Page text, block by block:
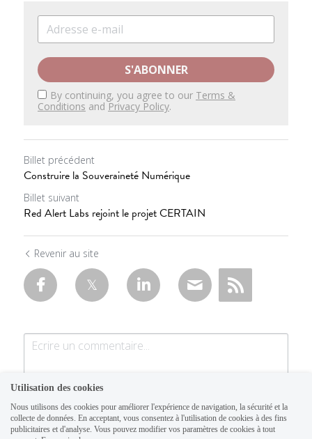
S'ABONNER
By continuing, you agree to our Terms &
Conditions andPrivacy Policy.
Billet précédent
Construire la Souveraineté Numérique
Billet suivant
Red Alert Labs rejoint le projet CERTAIN
Revenir au site
Utilisation des cookies
Nous utilisons des cookies pour améliorer l'expérience de navigation, la sécurité et la
collecte de données. En acceptant, vous consentez à l'utilisation de cookies à des fins
publicitaires et d'analyse. Vous pouvez modifier vos paramètres de cookies à tout